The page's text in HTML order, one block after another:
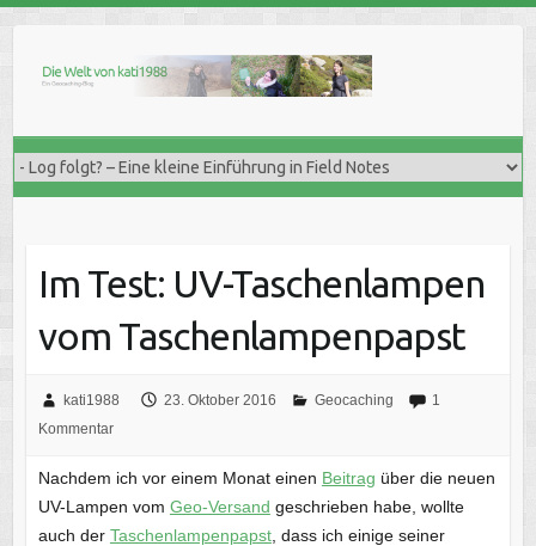
content
Im Test: UV-Taschenlampen
vom Taschenlampenpapst
kati1988 23. Oktober 2016 Geocaching
1
Kommentar
Nachdem ich vor einem Monat einen Beitrag über die neuen
UV-Lampen vom Geo-Versand geschrieben habe, wollte
auch der Taschenlampenpapst, dass ich einige seiner